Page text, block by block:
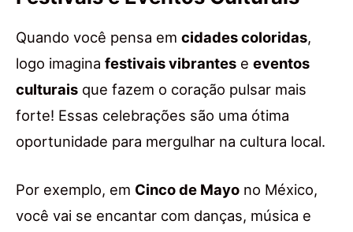
Quando você pensa em cidades coloridas,
logo imagina festivais vibrantes e eventos
culturais que fazem o coração pulsar mais
forte! Essas celebrações são uma ótima
oportunidade para mergulhar na cultura local.
Por exemplo, em Cinco de Mayo no México,
você vai se encantar com danças, música e